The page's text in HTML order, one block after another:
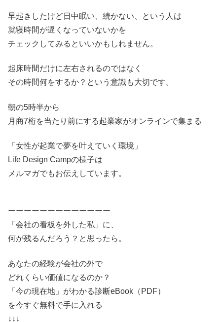
早起きしたけど日中眠い、続かない、という人は
就寝時間が遅くなっていないかを
チェックしてみるといいかもしれません。
起床時間だけに左右されるのではなく
その時間何をするか？という意識も大切です。
朝の5時半から
月商7桁を当たり前にする起業家がオンラインで集まる
「女性が起業で夢を叶えていく環境」
Life Design Campの様子は
メルマガでもお伝えしています。
ーーーーーーーーーーーーー
「会社の看板を外した私」に、
何が残るんだろう？と思ったら。
あなたの経験が会社の外で
どれくらい価値になるのか？
「今の現在地」がわかる診断eBook（PDF）
を今すぐ無料で手に入れる
↓↓↓